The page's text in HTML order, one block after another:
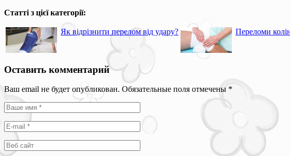
Статті з цієї категорії:
Як відрізнити перелом від удару? Переломи
Оставить комментарий
Ваш email не будет опубликован. Обязательные поля отмечены *